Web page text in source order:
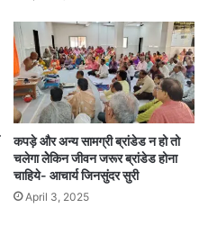
कपड़े और अन्य सामग्री ब्रांडेड न हो तो
चलेगा लेेकिन जीवन जरूर ब्रांडेड होना
चाहिये- आचार्य जिनसुंदर सुरी
April 3, 2025